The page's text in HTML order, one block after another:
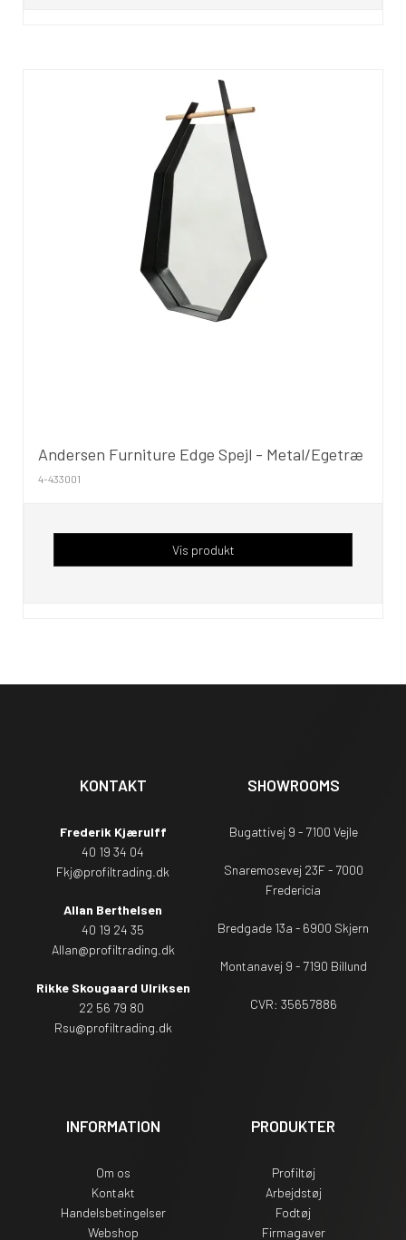
Andersen Furniture Edge Spejl - Metal/Egetræ
4-433001
Vis produkt
KONTAKT
Frederik Kjærulff
40 19 34 04
Fkj@profiltrading.dk
Allan Berthelsen
40 19 24 35
Allan@profiltrading.dk
Rikke Skougaard Ulriksen
22 56 79 80
Rsu@profiltrading.dk
SHOWROOMS
Bugattivej 9 - 7100 Vejle
Snaremosevej 23F - 7000
Fredericia
Bredgade 13a - 6900 Skjern
Montanavej 9 - 7190 Billund
CVR: 35657886
INFORMATION
Om os
Kontakt
Handelsbetingelser
Webshop
PRODUKTER
Profiltøj
Arbejdstøj
Fodtøj
Firmagaver